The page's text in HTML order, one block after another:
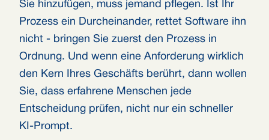
Sie hinzufügen, muss jemand pflegen. Ist Ihr
Prozess ein Durcheinander, rettet Software ihn
nicht - bringen Sie zuerst den Prozess in
Ordnung. Und wenn eine Anforderung wirklich
den Kern Ihres Geschäfts berührt, dann wollen
Sie, dass erfahrene Menschen jede
Entscheidung prüfen, nicht nur ein schneller
KI-Prompt.